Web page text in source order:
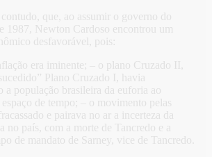
contudo, que, ao assumir o governo do
1987, Newton Cardoso encontrou um
desfavorável, pois:
era iminente; – o plano Cruzado II,
Plano Cruzado I, havia
a população brasileira da euforia ao
de tempo; – o movimento pelas
e pairava no ar a incerteza da
no país, com a morte de Tancredo e a
de mandato de Sarney, vice de Tancredo.